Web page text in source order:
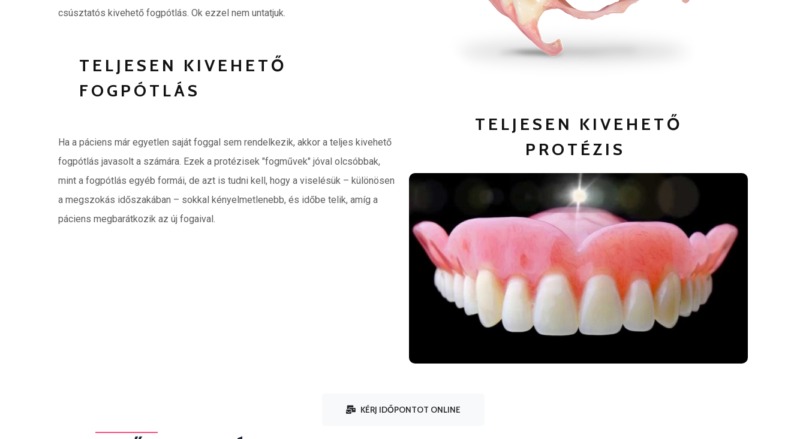
csúsztatós kivehető fogpótlás. Ok ezzel nem untatjuk.
TELJESEN KIVEHETŐ
FOGPÓTLÁS
Ha a páciens már egyetlen saját foggal sem rendelkezik, akkor a teljes kivehető
fogpótlás javasolt a számára. Ezek a protézisek "fogművek" jóval olcsóbbak,
mint a fogpótlás egyéb formái, de azt is tudni kell, hogy a viselésük – különösen
a megszokás időszakában – sokkal kényelmetlenebb, és időbe telik, amíg a
páciens megbarátkozik az új fogaival.
TELJESEN KIVEHETŐ
PROTÉZIS
KÉRJ IDŐPONTOT ONLINE